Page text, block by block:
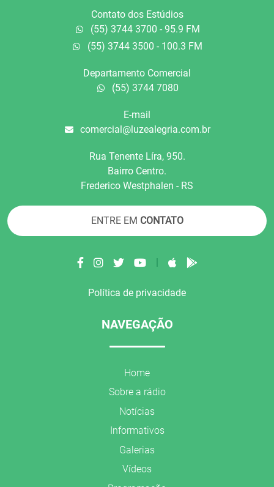
Contato dos Estúdios
(55) 3744 3700 - 95.9 FM
(55) 3744 3500 - 100.3 FM
Departamento Comercial
(55) 3744 7080
E-mail
comercial@luzealegria.com.br
Rua Tenente Líra, 950.
Bairro Centro.
Frederico Westphalen - RS
ENTRE EM CONTATO
Política de privacidade
NAVEGAÇÃO
Home
Sobre a rádio
Notícias
Informativos
Galerias
Vídeos